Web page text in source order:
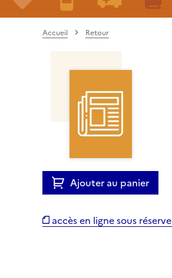
Accueil Retour
Ajouter au panier
accès en ligne sous réserve